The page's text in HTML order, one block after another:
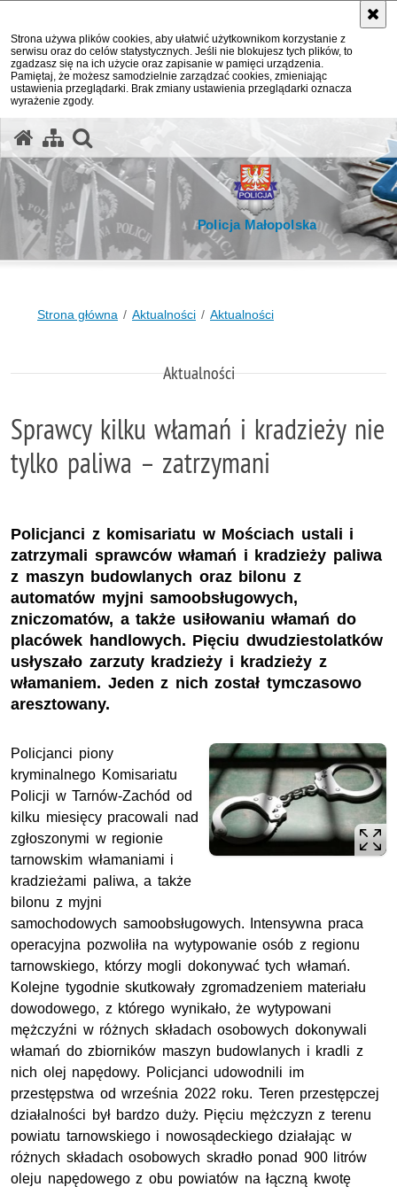
Strona używa plików cookies, aby ułatwić użytkownikom korzystanie z
serwisu oraz do celów statystycznych. Jeśli nie blokujesz tych plików, to
zgadzasz się na ich użycie oraz zapisanie w pamięci urządzenia.
Pamiętaj, że możesz samodzielnie zarządzać cookies, zmieniając
ustawienia przeglądarki. Brak zmiany ustawienia przeglądarki oznacza
wyrażenie zgody.
Policja Małopolska
Strona główna Aktualności Aktualności
Aktualności
Sprawcy kilku włamań i kradzieży nie
tylko paliwa – zatrzymani
Policjanci z komisariatu w Mościach ustali i
zatrzymali sprawców włamań i kradzieży paliwa
z maszyn budowlanych oraz bilonu z
automatów myjni samoobsługowych,
zniczomatów, a także usiłowaniu włamań do
placówek handlowych. Pięciu dwudziestolatków
usłyszało zarzuty kradzieży i kradzieży z
włamaniem. Jeden z nich został tymczasowo
aresztowany.
Policjanci piony
kryminalnego Komisariatu
Policji w Tarnów-Zachód od
kilku miesięcy pracowali nad
zgłoszonymi w regionie
tarnowskim włamaniami i
kradzieżami paliwa, a także
bilonu z myjni
samochodowych samoobsługowych. Intensywna praca
operacyjna pozwoliła na wytypowanie osób z regionu
tarnowskiego, którzy mogli dokonywać tych włamań.
Kolejne tygodnie skutkowały zgromadzeniem materiału
dowodowego, z którego wynikało, że wytypowani
mężczyźni w różnych składach osobowych dokonywali
włamań do zbiorników maszyn budowlanych i kradli z
nich olej napędowy. Policjanci udowodnili im
przestępstwa od września 2022 roku. Teren przestępczej
działalności był bardzo duży. Pięciu mężczyzn z terenu
powiatu tarnowskiego i nowosądeckiego działając w
różnych składach osobowych skradło ponad 900 litrów
oleju napędowego z obu powiatów na łączną kwotę